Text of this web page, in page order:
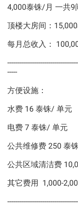
4,000泰铢/月 一共9
顶楼大房间：
每月总收入：
-----
方便设施：
水费 16 泰铢/ 单元
电费 7 泰铢/ 单元
公共维修费 250 泰
公共区域清洁费
其它费用 1,000-